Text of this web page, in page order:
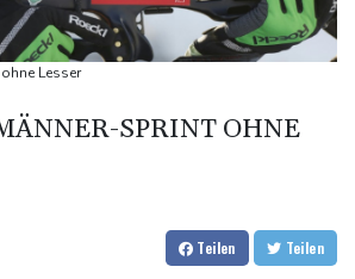
Drei Frauen sterben bei
heftigem Waldbrand in Kanada
Juni und Juli seit Beginn der
weltweit 350 humanitäre Helfer - 186
Lesser
SPRINT OHNE
Teilen Teilen